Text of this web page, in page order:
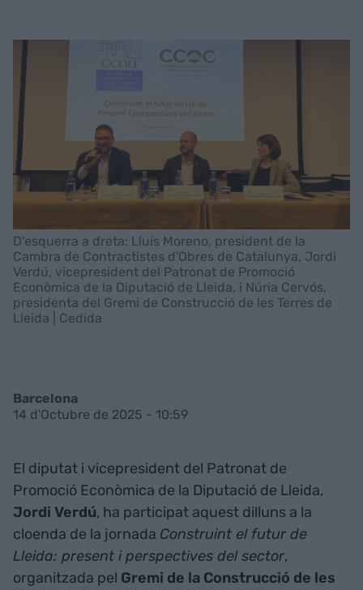
D'esquerra a dreta: Lluís Moreno, president de la
Cambra de Contractistes d'Obres de Catalunya, Jordi
Verdú, vicepresident del Patronat de Promoció
Econòmica de la Diputació de Lleida, i Núria Cervós,
presidenta del Gremi de Construcció de les Terres de
Lleida | Cedida
Barcelona
14 d'Octubre de 2025 - 10:59
El diputat i vicepresident del Patronat de
Promoció Econòmica de la Diputació de Lleida,
Jordi Verdú, ha participat aquest dilluns a la
cloenda de la jornada Construint el futur de
Lleida: present i perspectives del sector,
organitzada pel Gremi de la Construcció de les